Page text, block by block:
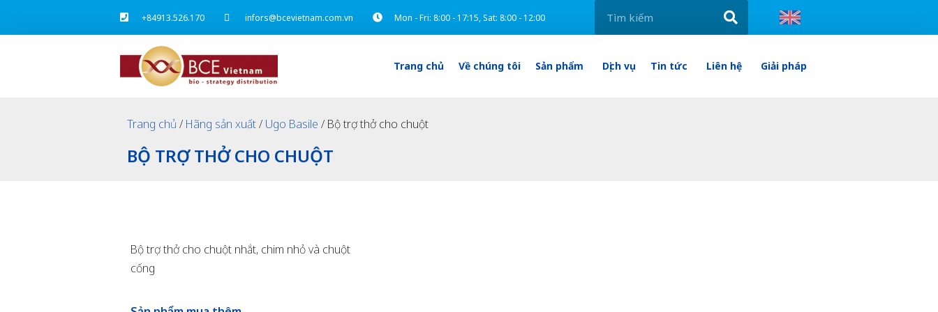
+84913.526.170 infors@bcevietnam.com.vn Mon - Fri: 8:00 - 17:15, Sat: 8:00 - 12:00
Trang chủ Về chúng tôi Sản phẩm Dịch vụ Tin tức Liên hệ Giải pháp
Trang chủ / Hãng sản xuất/ Ugo Basile / Bộ trợ thở cho chuột
BỘ TRỢ THỞ CHO CHUỘT
Bộ trợ thở cho chuột nhắt, chim nhỏ và chuột
cống